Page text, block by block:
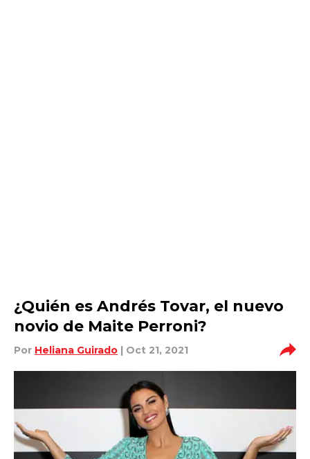
¿Quién es Andrés Tovar, el nuevo
novio de Maite Perroni?
Por Heliana Guirado | Oct 21, 2021